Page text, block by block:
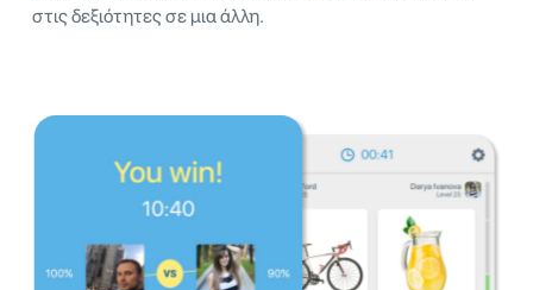
στις δεξιότητες σε μια άλλη.